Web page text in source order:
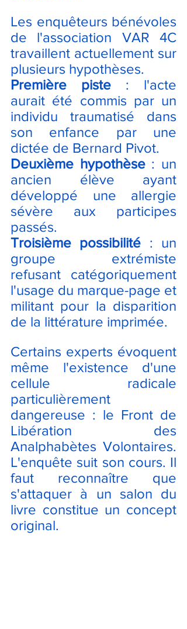
Les enquêteurs bénévoles
de l'association VAR 4C
travaillent actuellement sur
plusieurs hypothèses.
Première piste : l'acte
aurait été commis par un
individu traumatisé dans
son enfance par une
dictée de Bernard Pivot.
Deuxième hypothèse : un
ancien élève ayant
développé une allergie
sévère aux participes
passés.
Troisième possibilité : un
groupe extrémiste
refusant catégoriquement
l'usage du marque-page et
militant pour la disparition
de la littérature imprimée.
Certains experts évoquent
même l'existence d'une
cellule radicale
particulièrement
dangereuse : le Front de
Libération des
Analphabètes Volontaires.
L'enquête suit son cours. Il
faut reconnaître que
s'attaquer à un salon du
livre constitue un concept
original.